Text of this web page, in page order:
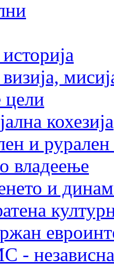
кохезија
и рурален
владеење
и
независна